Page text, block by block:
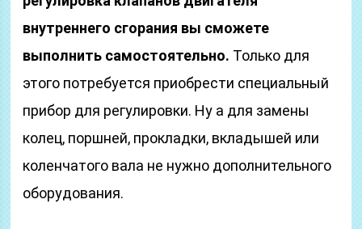
внутреннего сгорания вы сможете
выполнить самостоятельно. Только для
этого потребуется приобрести специальный
прибор для регулировки. Ну а для замены
колец, поршней, прокладки, вкладышей или
коленчатого вала не нужно дополнительного
оборудования.